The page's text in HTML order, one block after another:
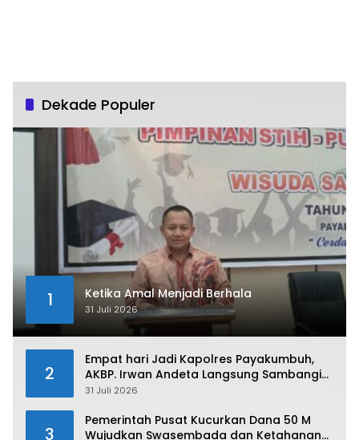
Dekade Populer
1 Ketika Amal Menjadi Berhala
31 Juli 2026
2
Empat hari Jadi Kapolres Payakumbuh,
AKBP. Irwan Andeta Langsung Sambangi
PWI Kota Payakumbuh
31 Juli 2026
3
Pemerintah Pusat Kucurkan Dana 50 M
Wujudkan Swasembada dan Ketahanan